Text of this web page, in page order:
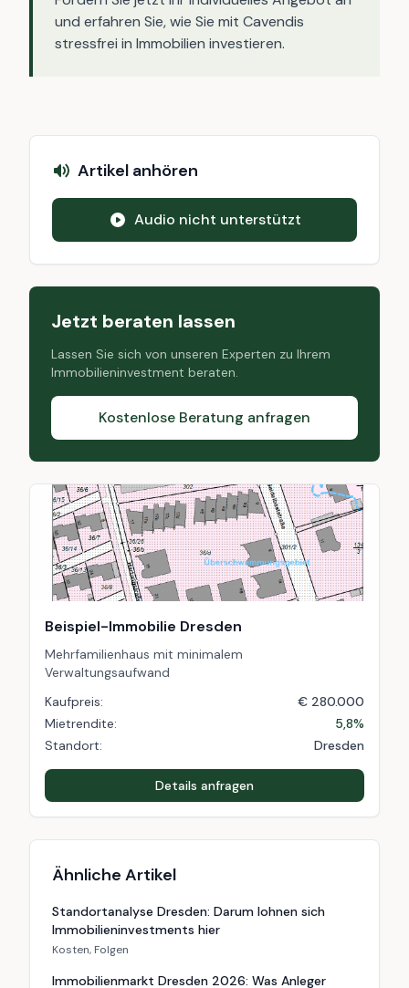
und erfahren Sie, wie Sie mit Cavendis
stressfrei in Immobilien investieren.
Artikel anhören
Audio nicht unterstützt
Jetzt beraten lassen
Lassen Sie sich von unseren Experten zu Ihrem
Immobilieninvestment beraten.
Kostenlose Beratung anfragen
Beispiel-Immobilie Dresden
Mehrfamilienhaus mit minimalem
Verwaltungsaufwand
Kaufpreis:
€ 280.000
Mietrendite:
5,8%
Standort:
Dresden
Details anfragen
Ähnliche Artikel
Standortanalyse Dresden: Darum lohnen sich
Immobilieninvestments hier
Kosten, Folgen
Immobilienmarkt Dresden 2026: Was Anleger